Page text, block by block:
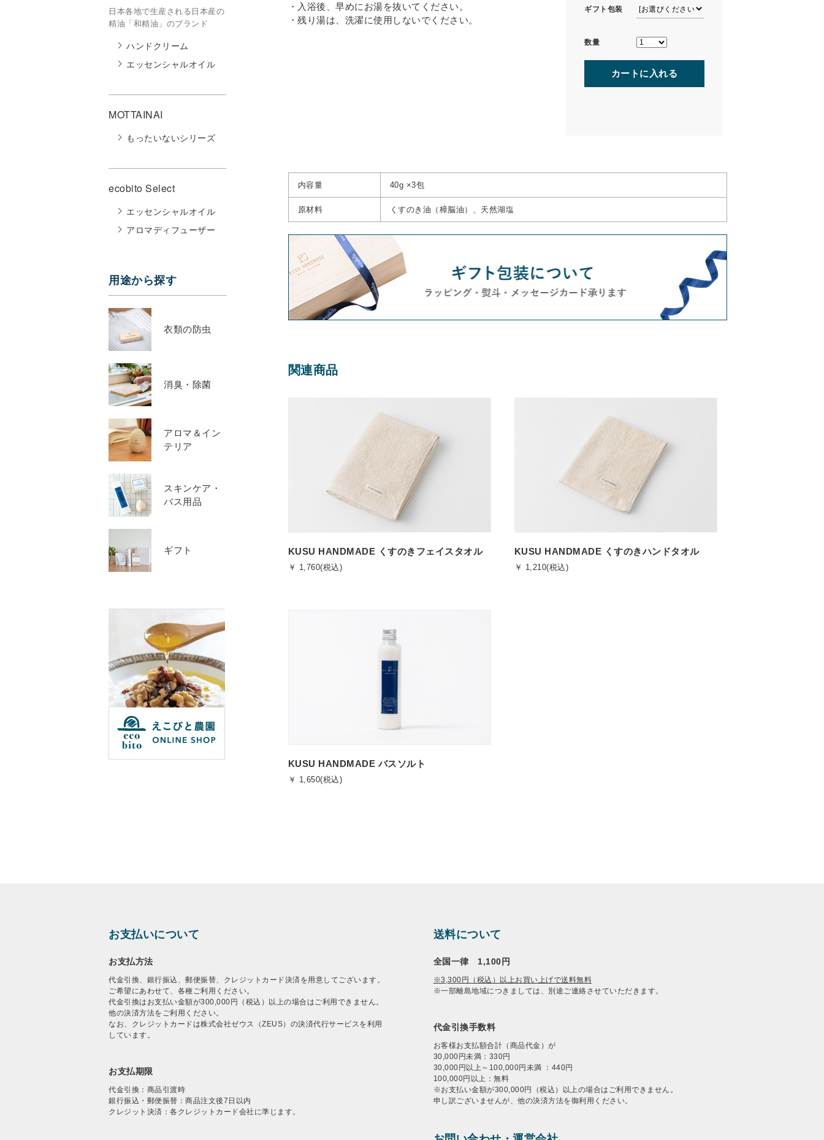
日本各地で生産される日本産の
精油「和精油」のブランド
ハンドクリーム
エッセンシャルオイル
MOTTAINAI
もったいないシリーズ
ecobito Select
エッセンシャルオイル
アロマディフューザー
用途から探す
衣類の防虫
消臭・除菌
アロマ＆イン
テリア
スキンケア・
バス用品
ギフト
・入浴後、早めにお湯を抜いてください。
・残り湯は、洗濯に使用しないでください。
ギフト包装
数量
カートに入れる
内容量 40g ×3包
原材料 くすのき油（樟脳油）、天然湖塩
関連商品
KUSU HANDMADE くすのきフェイスタオル
￥ 1,760(税込)
KUSU HANDMADE くすのきハンドタオル
￥ 1,210(税込)
KUSU HANDMADE バスソルト
￥ 1,650(税込)
お支払いについて
お支払方法
代金引換、銀行振込、郵便振替、クレジットカード決済を用意してございます。
ご希望にあわせて、各種ご利用ください。
代金引換はお支払い金額が300,000円（税込）以上の場合はご利用できません。
他の決済方法をご利用ください。
なお、クレジットカードは株式会社ゼウス（ZEUS）の決済代行サービスを利用
しています。
お支払期限
代金引換：商品引渡時
銀行振込・郵便振替：商品注文後7日以内
クレジット決済：各クレジットカード会社に準じます。
送料について
全国一律 1,100円
※3,300円（税込）以上お買い上げで送料無料
※一部離島地域につきましては、別途ご連絡させていただきます。
代金引換手数料
お客様お支払額合計（商品代金）が
30,000円未満：330円
30,000円以上～100,000円未満 ：440円
100,000円以上：無料
※お支払い金額が300,000円（税込）以上の場合はご利用できません。
申し訳ございませんが、他の決済方法を御利用ください。